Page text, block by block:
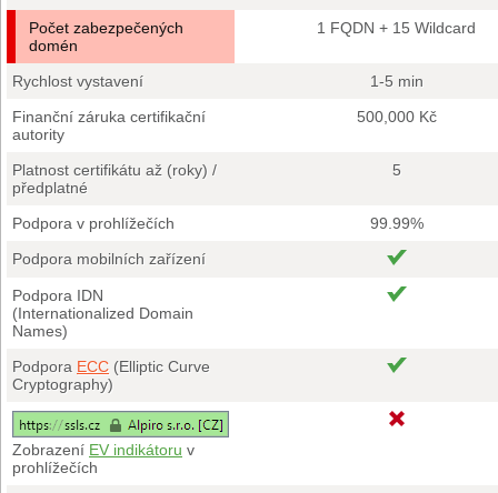
Počet zabezpečených
domén
1 FQDN + 15 Wildcard
Rychlost vystavení
1-5 min
Finanční záruka certifikační
autority
500,000 Kč
Platnost certifikátu až (roky) /
předplatné
5
Podpora v prohlížečích
99.99%
Podpora mobilních zařízení
Podpora IDN
(Internationalized Domain
Names)
Podpora ECC (Elliptic Curve
Cryptography)
Zobrazení EV indikátoru v
prohlížečích